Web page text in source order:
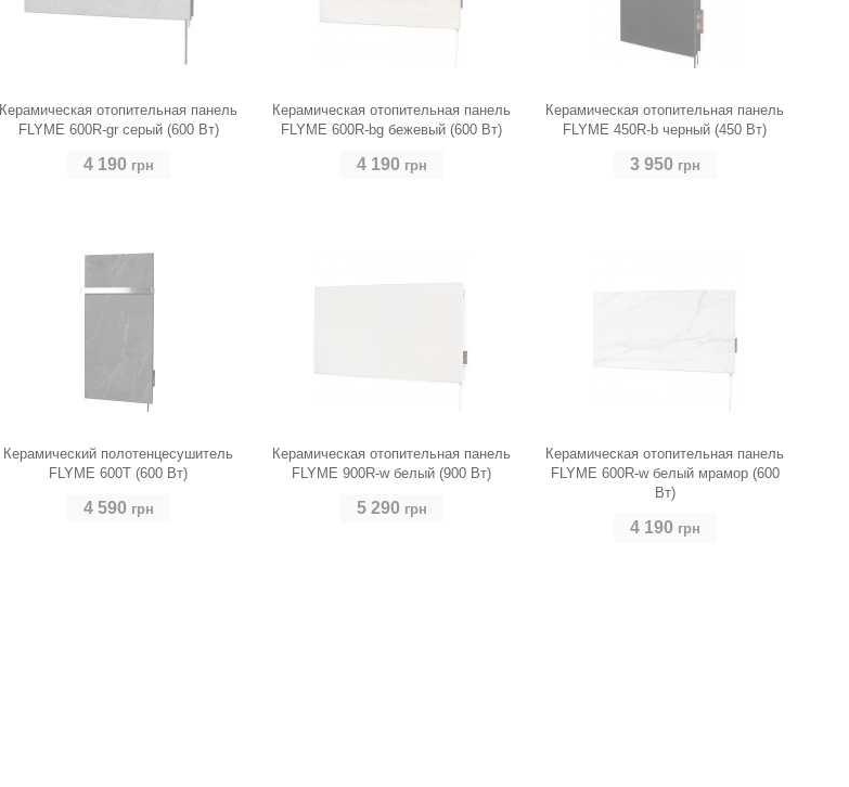
Керамическая отопительная панель
FLYME 600R-gr серый (600 Вт)
4 190 грн
Керамическая отопительная панель
FLYME 600R-bg бежевый (600 Вт)
4 190 грн
Керамическая отопительная панель
FLYME 450R-b черный (450 Вт)
3 950 грн
Керамический полотенцесушитель
FLYME 600T (600 Вт)
4 590 грн
Керамическая отопительная панель
FLYME 900R-w белый (900 Вт)
5 290 грн
Керамическая отопительная панель
FLYME 600R-w белый мрамор (600
Вт)
4 190 грн